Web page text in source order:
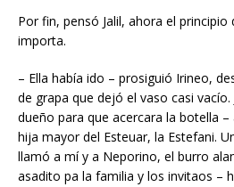
Por fin, pensó Jalil, ahora el
importa.
– Ella había ido – prosiguió Irineo,
de grapa que dejó el vaso casi vacío.
dueño para que acercara la botella
hija mayor del Esteuar, la Estefani.
llamó a mí y a Neporino, el burro
asadito pa la familia y los invitaos –